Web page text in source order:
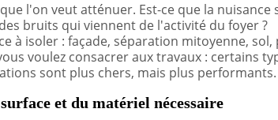
l'on veut atténuer. Est-ce que la
bruits qui viennent de l'activité du foyer ?
à isoler : façade, séparation mitoyenne, sol,
voulez consacrer aux travaux : certains
sont plus chers, mais plus performants.
et du matériel nécessaire